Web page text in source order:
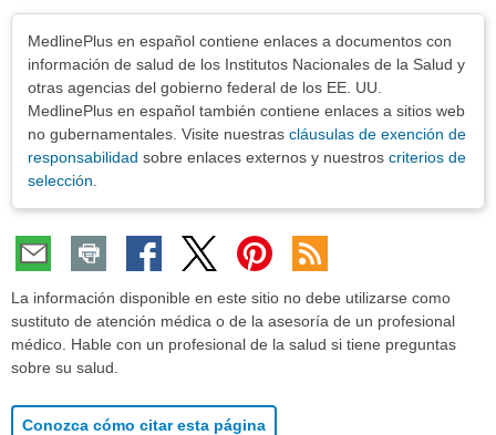
MedlinePlus en español contiene enlaces a documentos con
información de salud de los Institutos Nacionales de la Salud y
otras agencias del gobierno federal de los EE. UU.
MedlinePlus en español también contiene enlaces a sitios web
no gubernamentales. Visite nuestras cláusulas de exención de
responsabilidad sobre enlaces externos y nuestros criterios de
selección
La información disponible en este sitio no debe utilizarse como
sustituto de atención médica o de la asesoría de un profesional
médico. Hable con un profesional de la salud si tiene preguntas
sobre su salud.
Conozca cómo citar esta página